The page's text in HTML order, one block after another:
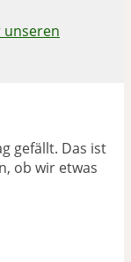
unseren
gefällt. Das ist
ob wir etwas